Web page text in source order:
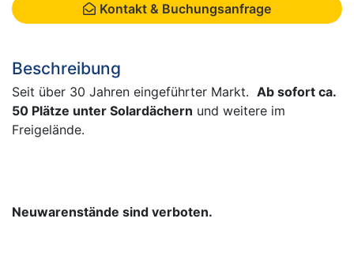
Kontakt & Buchungsanfrage
Beschreibung
Seit über 30 Jahren eingeführter Markt. Ab sofort ca.
50 Plätze unter Solardächern und weitere im
Freigelände.
Neuwarenstände sind verboten.